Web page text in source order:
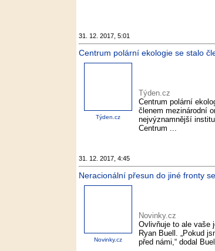
31. 12. 2017, 5:01
Centrum polární ekologie se stalo
Týden.cz
Týden.cz
Centrum polární
členem mezinárodní
nejvýznamnější
Centrum ...
31. 12. 2017, 4:45
Neracionální přesun do jiné fronty
Novinky.cz
Novinky.cz
Ovlivňuje to ale vaše
Ryan Buell. „Pokud
před námi,“ dodal